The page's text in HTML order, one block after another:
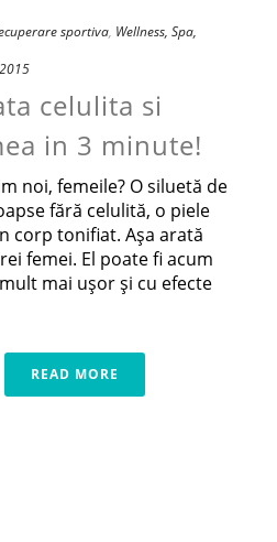
sportiva, Wellness, Spa,
celulita si
in 3 minute!
noi, femeile? O siluetă de
fără celulită, o piele
corp tonifiat. Aşa arată
femei. El poate fi acum
mai uşor şi cu efecte
READ MORE